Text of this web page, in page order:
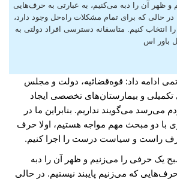
ظهر آن را دبه می‌کنیم، به عبارتی به حرف‌هایی
در حالی که برای تمام مشکلات راه‌حل وجود دارد،
انتخاب کنیم. متاسفانه دسترسی افراد دولتی به
باور اس
ادامه داد: قوه‌قضائیه، دولت و مجلس
و بیمارستان‌های تخصصی ایجاد
می‌رسد می‌گویند نداریم. بنابراین ما در
با دو مبحث مهم مواجه هستیم، اولا حرف
حرف راست و سیاست درست را اجرا کنیم.
یک حرفی را می‌زنیم و ظهر آن را دبه
که می‌زنیم پایبند نیستیم. در حالی